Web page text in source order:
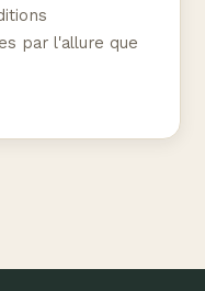
par l'allure que